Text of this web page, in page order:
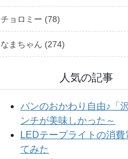
チョロミー (78)
なまちゃん (274)
人気の記事